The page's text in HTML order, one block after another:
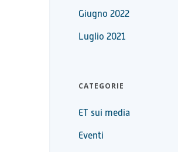
Giugno 2022
Luglio 2021
CATEGORIE
ET sui media
Eventi